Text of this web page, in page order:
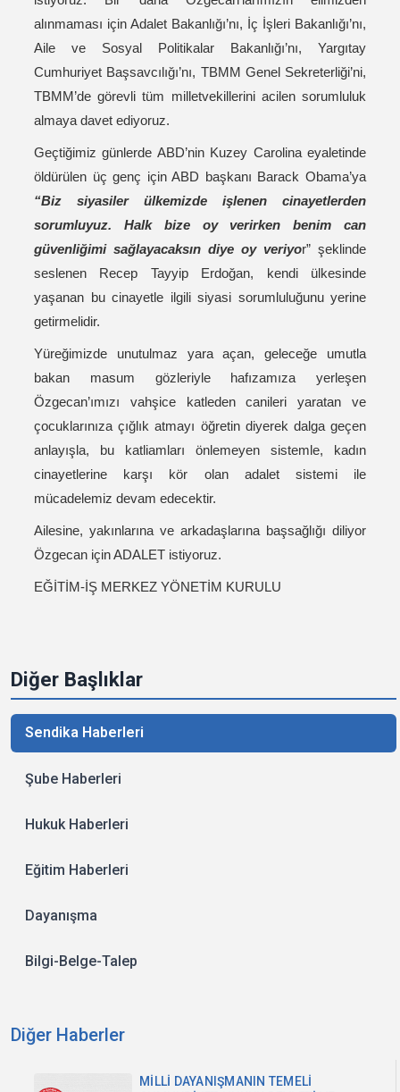
Diğer Başlıklar
Sendika Haberleri
Şube Haberleri
Hukuk Haberleri
Eğitim Haberleri
Dayanışma
Bilgi-Belge-Talep
Diğer Haberler
MİLLİ DAYANIŞMANIN TEMELİ
alınmaması için Adalet Bakanlığı’nı, İç İşleri Bakanlığı’nı,
Aile ve Sosyal Politikalar Bakanlığı’nı, Yargıtay
Cumhuriyet Başsavcılığı’nı, TBMM Genel Sekreterliği’ni,
TBMM’de görevli tüm milletvekillerini acilen sorumluluk
almaya davet ediyoruz.
Geçtiğimiz günlerde ABD’nin Kuzey Carolina eyaletinde
öldürülen üç genç için ABD başkanı Barack Obama’ya
“Biz siyasiler ülkemizde işlenen cinayetlerden
sorumluyuz. Halk bize oy verirken benim can
güvenliğimi sağlayacaksın diye oy veriyor” şeklinde
seslenen Recep Tayyip Erdoğan, kendi ülkesinde
yaşanan bu cinayetle ilgili siyasi sorumluluğunu yerine
getirmelidir.
Yüreğimizde unutulmaz yara açan, geleceğe umutla
bakan masum gözleriyle hafızamıza yerleşen
Özgecan’ımızı vahşice katleden canileri yaratan ve
çocuklarınıza çığlık atmayı öğretin diyerek dalga geçen
anlayışla, bu katliamları önlemeyen sistemle, kadın
cinayetlerine karşı kör olan adalet sistemi ile
mücadelemiz devam edecektir.
Ailesine, yakınlarına ve arkadaşlarına başsağlığı diliyor
Özgecan için ADALET istiyoruz.
EĞİTİM-İŞ MERKEZ YÖNETİM KURULU